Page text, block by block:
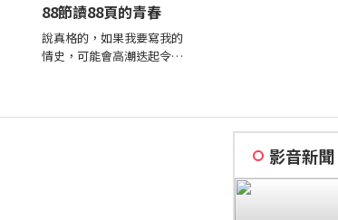
88節讀88頁的青春
說真格的，如果我要寫我的
情史，可能會高潮迭起令人
影音新聞